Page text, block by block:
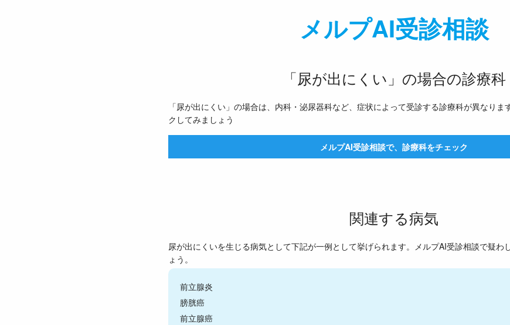
メルプAI受診相談
「尿が出にくい」の場合の診療科
「尿が出にくい」の場合は、内科・泌尿器科など、症状によって受診する診療科が異なりま
クしてみましょう
メルプAI受診相談で、診療科をチェック
関連する病気
尿が出にくいを生じる病気として下記が一例として挙げられます。メルプAI受診相談で疑わ
ょう。
前立腺炎
膀胱癌
前立腺癌